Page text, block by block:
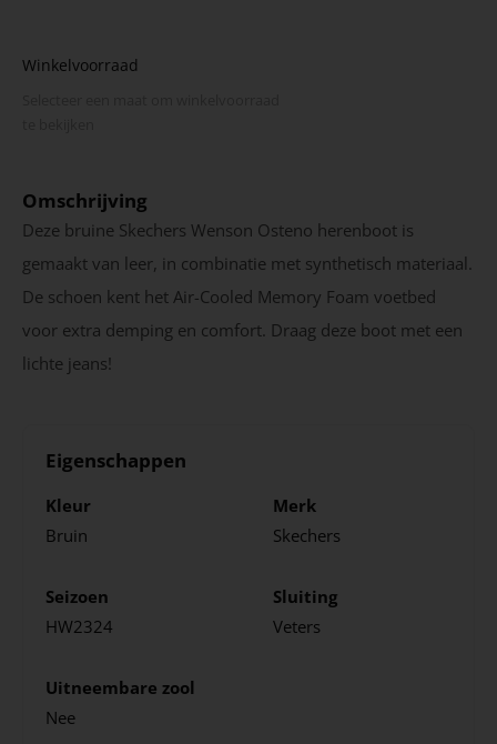
Winkelvoorraad
Omschrijving
Deze bruine Skechers Wenson Osteno herenboot is
gemaakt van leer, in combinatie met synthetisch materiaal.
De schoen kent het Air-Cooled Memory Foam voetbed
voor extra demping en comfort. Draag deze boot met een
lichte jeans!
Eigenschappen
Kleur
Bruin
Merk
Skechers
Seizoen
HW2324
Sluiting
Veters
Uitneembare zool
Nee